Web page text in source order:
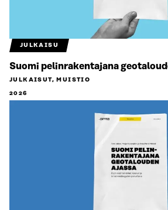
JULKAISU
Suomi pelinrakentajana
JULKAISUT, MUISTIO
2026